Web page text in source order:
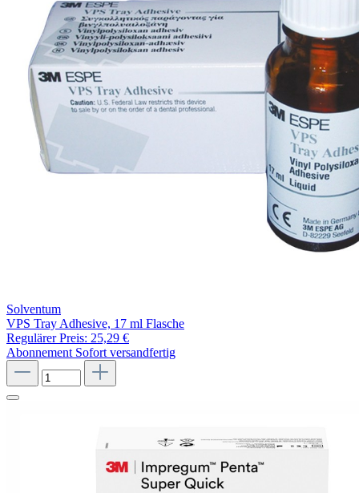
Solventum
VPS Tray Adhesive, 17 ml Flasche
Regulärer Preis: 25,29 €
Abonnement Sofort versandfertig